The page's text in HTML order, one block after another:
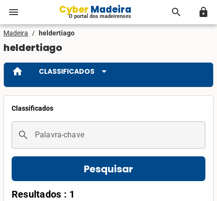
menu Cyber Madeira
O portal dos madeirenses search lock
Madeira / heldertiago
heldertiago
home CLASSIFICADOS arrow_drop_down
Classificados
search Palavra-chave
Pesquisar
Resultados : 1